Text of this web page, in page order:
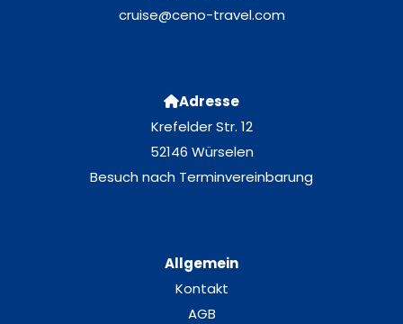
cruise@ceno-travel.com
Adresse
Krefelder Str. 12
52146 Würselen
Besuch nach Terminvereinbarung
Allgemein
Kontakt
AGB